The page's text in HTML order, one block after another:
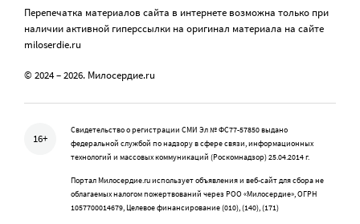
Перепечатка материалов сайта в интернете возможна только при
наличии активной гиперссылки на оригинал материала на сайте
miloserdie.ru
© 2024 – 2026. Милосердие.ru
16+
Свидетельство о регистрации СМИ Эл № ФС77-57850 выдано
федеральной службой по надзору в сфере связи, информационных
технологий и массовых коммуникаций (Роскомнадзор) 25.04.2014 г.
Портал Милосердие.ru использует объявления и веб-сайт для сбора не
облагаемых налогом пожертвований через РОО «Милосердие», ОГРН
1057700014679, Целевое финансирование (010), (140), (171)